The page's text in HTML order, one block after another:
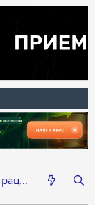
Регистрация